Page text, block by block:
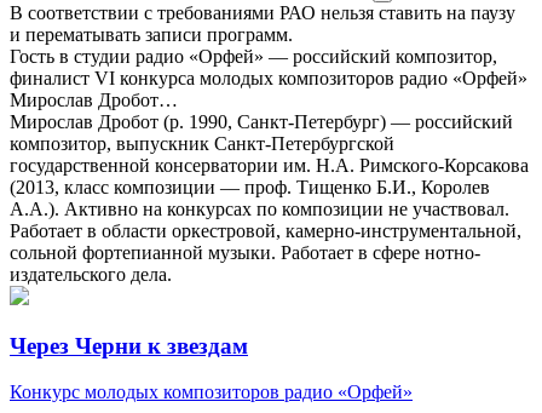
В соответствии с требованиями РАО нельзя ставить на паузу
и перематывать записи программ.
Гость в студии радио «Орфей» — российский композитор,
финалист VI конкурса молодых композиторов радио «Орфей»
Мирослав Дробот…
Мирослав Дробот (р. 1990, Санкт-Петербург) — российский
композитор, выпускник Санкт-Петербургской
государственной консерватории им. Н.А. Римского-Корсакова
(2013, класс композиции — проф. Тищенко Б.И., Королев
А.А.). Активно на конкурсах по композиции не участвовал.
Работает в области оркестровой, камерно-инструментальной,
сольной фортепианной музыки. Работает в сфере нотно-
издательского дела.
Через Черни к звездам
Конкурс молодых композиторов радио «Орфей»